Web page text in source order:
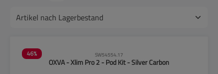
46% SW54554.17
OXVA - Xlim Pro 2 - Pod Kit - Silver Carbon